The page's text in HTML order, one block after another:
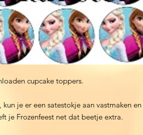
cupcake toppers.
je er een satestokje aan vastmaken
je Frozenfeest net dat beetje extra.